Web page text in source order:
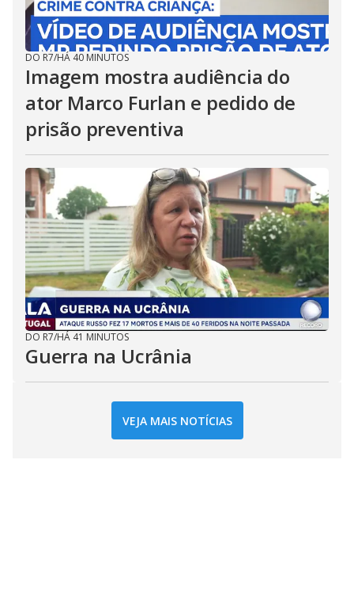
DO R7/HÁ 40 MINUTOS
Imagem mostra audiência do
ator Marco Furlan e pedido de
prisão preventiva
DO R7/HÁ 41 MINUTOS
Guerra na Ucrânia
VEJA MAIS NOTÍCIAS